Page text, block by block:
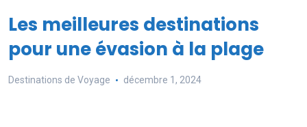
Les meilleures destinations
pour une évasion à la plage
Destinations de Voyage décembre 1, 2024